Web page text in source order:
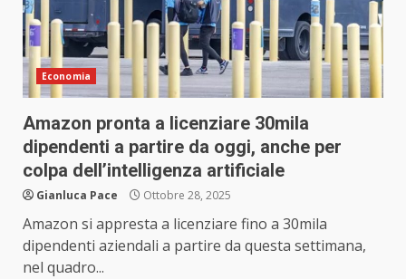
Economia
Amazon pronta a licenziare 30mila
dipendenti a partire da oggi, anche per
colpa dell’intelligenza artificiale
Gianluca Pace Ottobre 28, 2025
Amazon si appresta a licenziare fino a 30mila
dipendenti aziendali a partire da questa settimana,
nel quadro...